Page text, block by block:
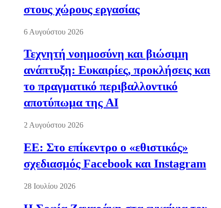
στους χώρους εργασίας
6 Αυγούστου 2026
Τεχνητή νοημοσύνη και βιώσιμη
ανάπτυξη: Ευκαιρίες, προκλήσεις και
το πραγματικό περιβαλλοντικό
αποτύπωμα της AI
2 Αυγούστου 2026
ΕΕ: Στο επίκεντρο ο «εθιστικός»
σχεδιασμός Facebook και Instagram
28 Ιουλίου 2026